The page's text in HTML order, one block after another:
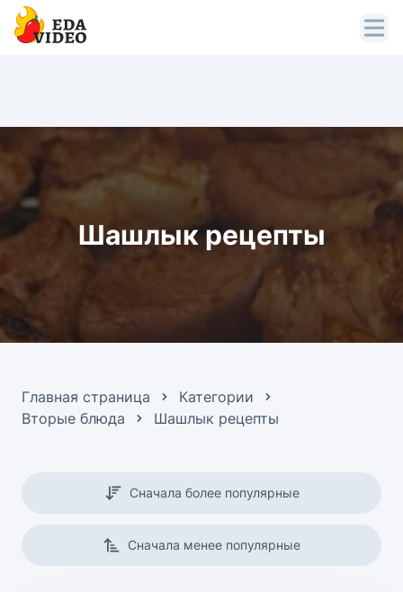
Шашлык рецепты
Главная страница
Категории
Вторые блюда
Шашлык рецепты
Сначала более популярные
Сначала менее популярные